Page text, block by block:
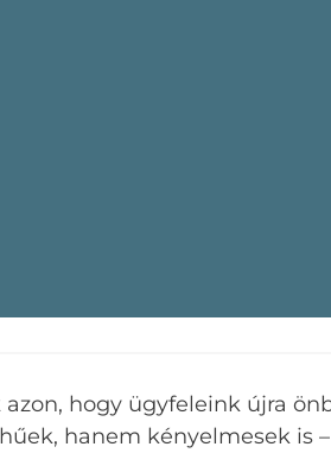
hogy ügyfeleink újra
hanem kényelmesek is